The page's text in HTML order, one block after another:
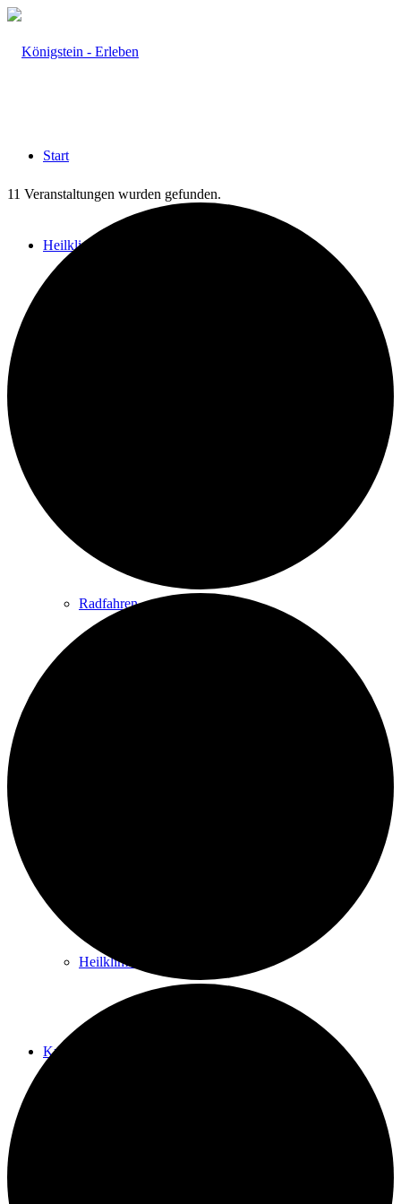
Start
Heilklima
Radfahren
Heilklimaten
Kur & Tourismus
11 Veranstaltungen wurden gefunden.